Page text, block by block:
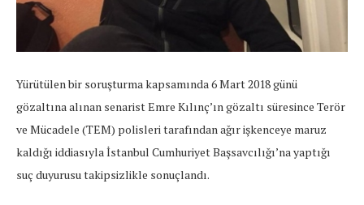
Yürütülen bir soruşturma kapsamında 6 Mart 2018 günü
gözaltına alınan senarist Emre Kılınç’ın gözaltı süresince Terör
ve Mücadele (TEM) polisleri tarafından ağır işkenceye maruz
kaldığı iddiasıyla İstanbul Cumhuriyet Başsavcılığı’na yaptığı
suç duyurusu takipsizlikle sonuçlandı.